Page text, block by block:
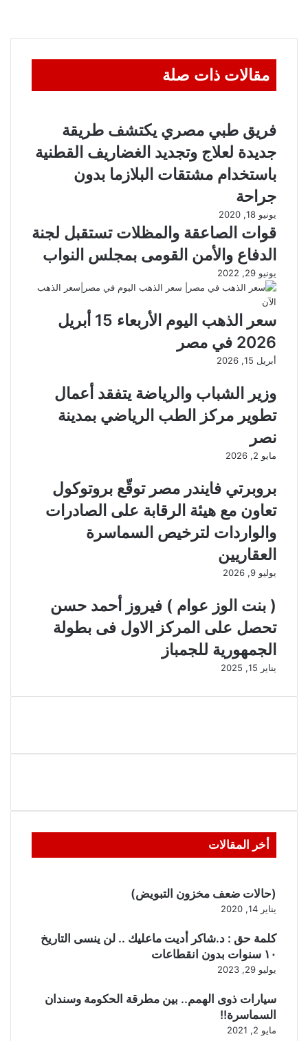
مقالات ذات صلة
فريق طبي مصري يكتشف طريقة
جديدة لعلاج وتجديد الغضاريف القطنية
باستخدام مشتقات البلازما بدون
جراحة
يونيو 18, 2020
قوات الصاعقة والمظلات تستقبل لجنة
الدفاع والأمن القومى بمجلس النواب
يونيو 29, 2022
سعر الذهب اليوم الأربعاء 15 أبريل
2026 في مصر
أبريل 15, 2026
وزير الشباب والرياضة يتفقد أعمال
تطوير مركز الطب الرياضي بمدينة
نصر
مايو 2, 2026
بروبرتي فايندر مصر توقّع بروتوكول
تعاون مع هيئة الرقابة على الصادرات
والواردات لترخيص السماسرة
العقاريين
يوليو 9, 2026
( بنت الوز عوام ) فيروز أحمد حسن
تحصل على المركز الاول فى بطولة
الجمهورية للجمباز
يناير 15, 2025
أخر المقالات
(حالات ضعف مخزون التبويض)
يناير 14, 2020
كلمة حق : د.شاكر أديت ماعليك .. لن ينسى التاريخ
١٠ سنوات بدون انقطاعات
يوليو 29, 2023
سيارات ذوى الهمم.. بين مطرقة الحكومة وسندان
السماسرة!!
مايو 2, 2021